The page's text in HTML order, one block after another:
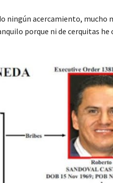
ningún acercamiento, mucho
porque ni de cerquitas